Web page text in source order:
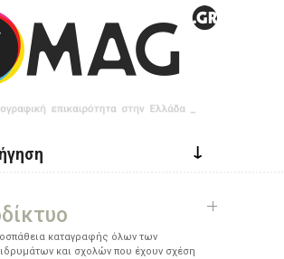
περιεχόμενο
↓
καταγραφής όλων των
και σχολών που έχουν σχέση